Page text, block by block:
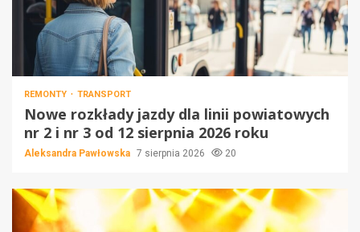
REMONTY TRANSPORT
Nowe rozkłady jazdy dla linii powiatowych
nr 2 i nr 3 od 12 sierpnia 2026 roku
Aleksandra Pawłowska 7 sierpnia 2026 20